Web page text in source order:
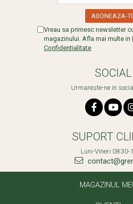
Vreau sa primesc newsletter
magazinului. Afla mai multe in
Confidentialitate
SOCIAL
Urmareste-ne in
SUPORT
Luni-Vineri 08:30-
MAGAZINUL